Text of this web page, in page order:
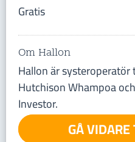
Gratis
Om Hallon
Hallon är systeroperatör
Hutchison Whampoa
Investor.
GÅ